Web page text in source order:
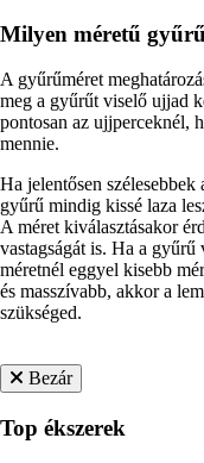
Milyen méretű
A gyűrűméret
meg a gyűrűt viselő ujjad
pontosan az ujjperceknél,
mennie.
Ha jelentősen
gyűrű mindig kissé laza
A méret kiválasztásakor
vastagságát is. Ha a
méretnél eggyel kisebb
és masszívabb, akkor a
szükséged.
Bezár
Top ékszerek